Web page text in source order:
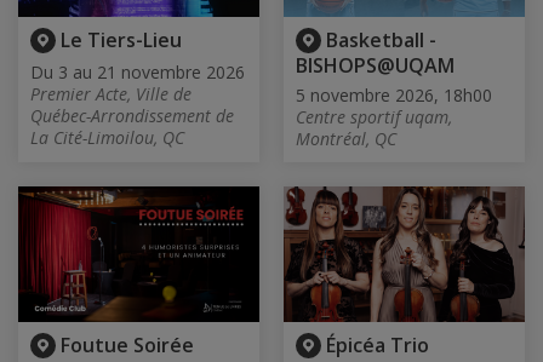
Le Tiers-Lieu
Du 3 au 21 novembre 2026
Premier Acte, Ville de
Québec-Arrondissement de
La Cité-Limoilou, QC
Basketball -
BISHOPS@UQAM
5 novembre 2026, 18h00
Centre sportif uqam,
Montréal, QC
Foutue Soirée Épicéa Trio